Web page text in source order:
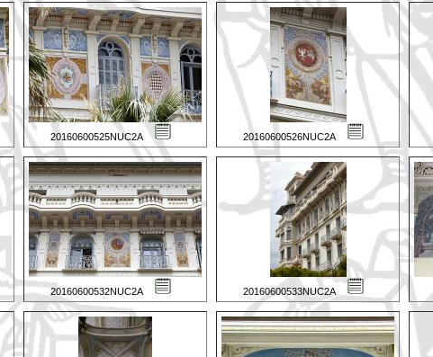
20160600525NUC2A 20160600526NUC2A
20160600532NUC2A 20160600533NUC2A